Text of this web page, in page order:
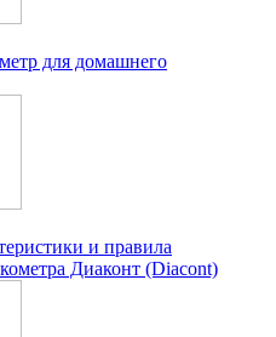
для домашнего
и правила
Диаконт (Diacont)